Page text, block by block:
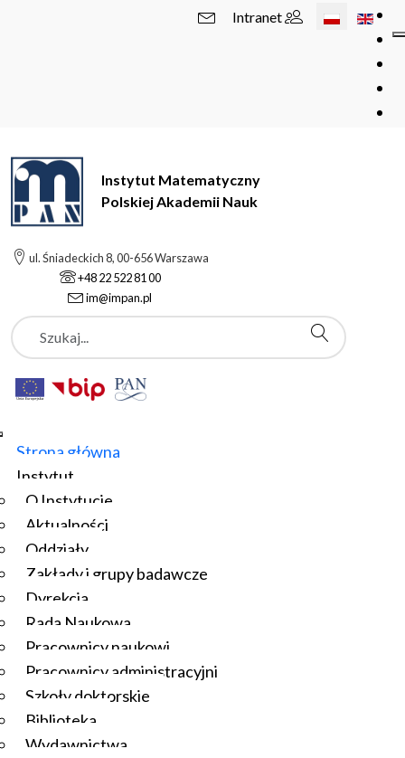
Wybierz swój
Intranet
Instytut Matematyczny
Polskiej Akademii Nauk
ul. Śniadeckich 8, 00-656 Warszawa
+48 22 522 81 00
im@impan.pl
Szukaj
Strona główna
Instytut
O Instytucie
Aktualności
Oddziały
Zakłady i grupy badawcze
Dyrekcja
Rada Naukowa
Pracownicy naukowi
Pracownicy administracyjni
Szkoły doktorskie
Biblioteka
Wydawnictwa